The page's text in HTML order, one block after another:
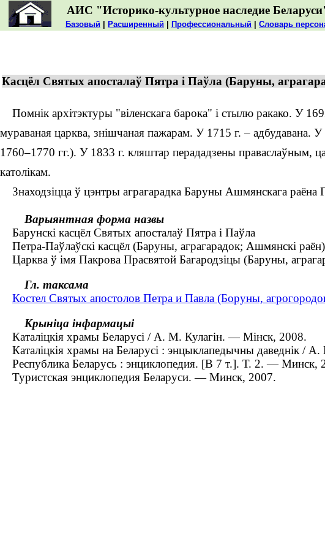
АИС "Историко-культурное наследие
Базовый Расширенный Профессиональный Словарь
Касцёл Святых апосталаў Пятра і Паўла (Баруны,
Помнік архітэктуры "віленскага барока" і стылю ракако. У
мураваная царква, знішчаная пажарам. У 1715 г. – адбудавана. У
1760–1770 гг.). У 1833 г. кляштар перададзены праваслаўным,
католікам.
Знаходзіцца ў цэнтры аграгарадка Баруны Ашмянскага раёна
Варыянтная форма назвы
Барунскі касцёл Святых апосталаў Пятра і Паўла
Петра-Паўлаўскі касцёл (Баруны, аграгарадок; Ашмянскі раён)
Царква ў імя Пакрова Прасвятой Багародзіцы (Баруны,
Гл. таксама
Костел Святых апостолов Петра и Павла (Боруны,
Крыніца інфармацыі
Каталіцкія храмы Беларусі / А. М. Кулагін. — Мінск, 2008.
Каталіцкія храмы на Беларусі : энцыклапедычны даведнік /
Республика Беларусь : энциклопедия. [В 7 т.]. Т. 2. — Минск,
Туристская энциклопедия Беларуси. — Минск, 2007.